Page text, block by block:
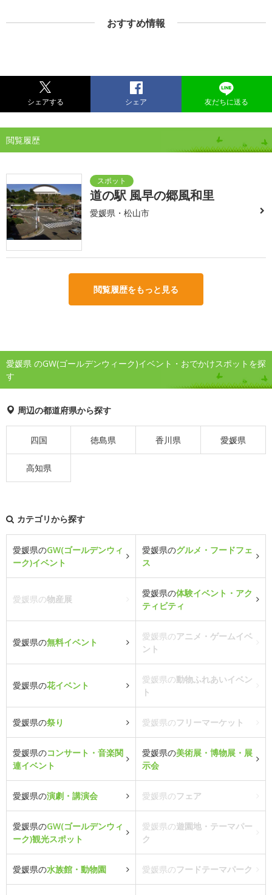
おすすめ情報
シェアする シェア 友だちに送る
閲覧履歴
道の駅 風早の郷風和里
愛媛県・松山市
閲覧履歴をもっと見る
愛媛県 のGW(ゴールデンウィーク)イベント・おでかけスポットを探
す
周辺の都道府県から探す
四国 徳島県 香川県 愛媛県
高知県
カテゴリから探す
愛媛県のGW(ゴールデンウィ
ーク)イベント
愛媛県のグルメ・フードフェ
ス
愛媛県の物産展
愛媛県の体験イベント・アク
ティビティ
愛媛県の無料イベント
愛媛県のアニメ・ゲームイベ
ント
愛媛県の花イベント
愛媛県の動物ふれあいイベン
ト
愛媛県の祭り 愛媛県のフリーマーケット
愛媛県のコンサート・音楽関
連イベント
愛媛県の美術展・博物展・展
示会
愛媛県の演劇・講演会 愛媛県のフェア
愛媛県のGW(ゴールデンウィ
ーク)観光スポット
愛媛県の遊園地・テーマパー
ク
愛媛県の水族館・動物園 愛媛県のフードテーマパーク